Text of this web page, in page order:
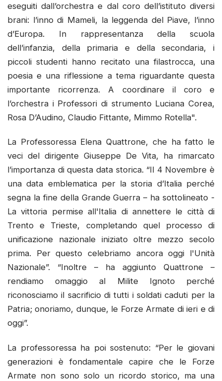
eseguiti dall’orchestra e dal coro dell’istituto diversi
brani: l’inno di Mameli, la leggenda del Piave, l’inno
d’Europa. In rappresentanza della scuola
dell’infanzia, della primaria e della secondaria, i
piccoli studenti hanno recitato una filastrocca, una
poesia e una riflessione a tema riguardante questa
importante ricorrenza. A coordinare il coro e
l’orchestra i Professori di strumento Luciana Corea,
Rosa D’Audino, Claudio Fittante, Mimmo Rotella".
La Professoressa Elena Quattrone, che ha fatto le
veci del dirigente Giuseppe De Vita, ha rimarcato
l’importanza di questa data storica. “Il 4 Novembre è
una data emblematica per la storia d’Italia perché
segna la fine della Grande Guerra – ha sottolineato -
La vittoria permise all'Italia di annettere le città di
Trento e Trieste, completando quel processo di
unificazione nazionale iniziato oltre mezzo secolo
prima. Per questo celebriamo ancora oggi l'Unità
Nazionale”. “Inoltre – ha aggiunto Quattrone –
rendiamo omaggio al Milite Ignoto perché
riconosciamo il sacrificio di tutti i soldati caduti per la
Patria; onoriamo, dunque, le Forze Armate di ieri e di
oggi”.
La professoressa ha poi sostenuto: “Per le giovani
generazioni è fondamentale capire che le Forze
Armate non sono solo un ricordo storico, ma una